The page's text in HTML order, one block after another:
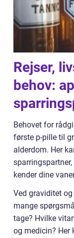
Rejser,
behov:
Behovet for
første p-pille til
alderdom. Her
kender dine
Ved graviditet
mange
tage? Hvilke
og medicin? Her